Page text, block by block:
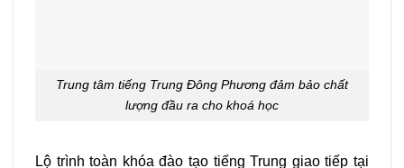
Trung tâm tiếng Trung Đông Phương đảm bảo chất
lượng đầu ra cho khoá học
Lộ trình toàn khóa đào tạo tiếng Trung giao tiếp tại